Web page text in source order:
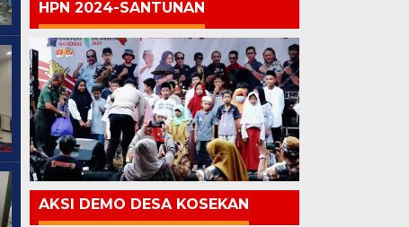
HPN 2024-SANTUNAN
AKSI DEMO DESA KOSEKAN